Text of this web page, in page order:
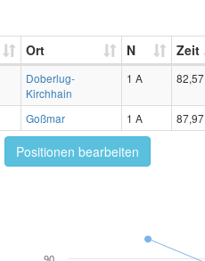
Ort N Zeit
Doberlug-
Kirchhain
1 A 82,57
Goßmar 1 A 87,97
Positionen bearbeiten